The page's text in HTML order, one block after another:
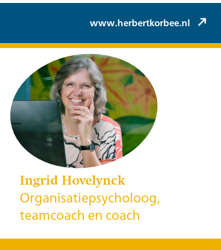
www.herbertkorbee.nl
Ingrid Hovelynck
Organisatiepsycholoog,
teamcoach en coach